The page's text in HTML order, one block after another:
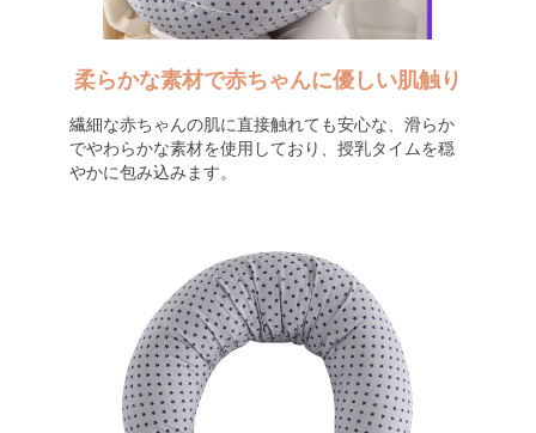
柔らかな素材で赤ちゃんに優しい肌触り
繊細な赤ちゃんの肌に直接触れても安心な、滑らか
でやわらかな素材を使用しており、授乳タイムを穏
やかに包み込みます。